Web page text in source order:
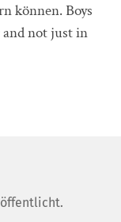
können. Boys
and not just in